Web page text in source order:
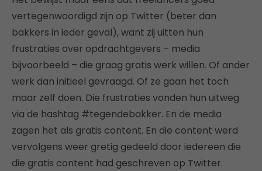
vertegenwoordigd zijn op Twitter (beter dan
bakkers in ieder geval), want zij uitten hun
frustraties over opdrachtgevers – media
bijvoorbeeld – die graag gratis werk willen. Of ander
werk dan initieel gevraagd. Of ze gaan het toch
maar zelf doen. Die frustraties vonden hun uitweg
via de hashtag #tegendebakker. En de media
zagen het als gratis content. En die content werd
vervolgens weer gretig gedeeld door iedereen die
die gratis content had geschreven op Twitter.